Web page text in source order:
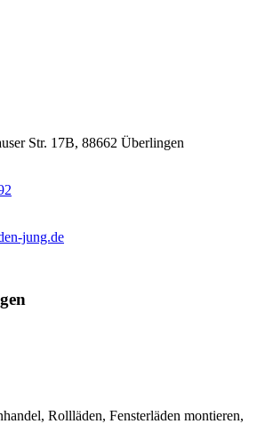
Str. 17B, 88662 Überlingen
jung.de
Rollläden, Fensterläden montieren,